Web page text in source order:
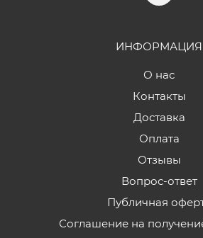
ИНФОРМАЦИЯ
О нас
Контакты
Доставка
Оплата
Отзывы
Вопрос-ответ
Публичная
Соглашение на